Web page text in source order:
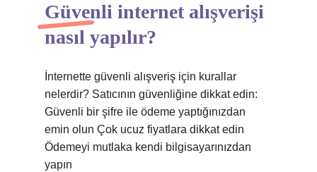
Güvenli internet alışverişi
nasıl yapılır?
İnternette güvenli alışveriş için kurallar
nelerdir? Satıcının güvenliğine dikkat edin:
Güvenli bir şifre ile ödeme yaptığınızdan
emin olun Çok ucuz fiyatlara dikkat edin
Ödemeyi mutlaka kendi bilgisayarınızdan
yapın